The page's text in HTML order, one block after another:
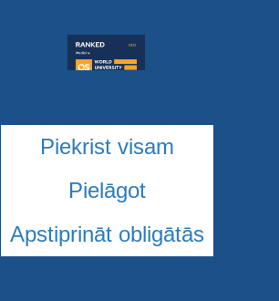
Piekrist visam
Pielāgot
Apstiprināt obligātās